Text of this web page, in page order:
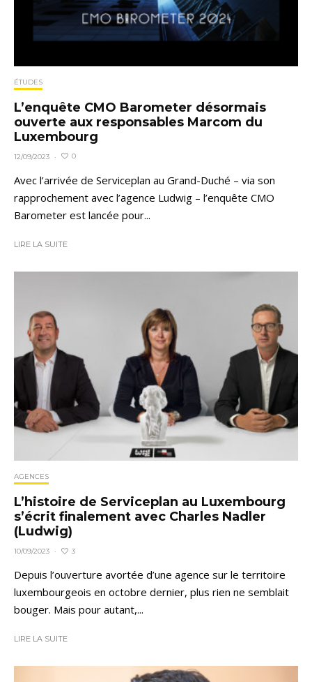
ÉTUDES
L’enquête CMO Barometer désormais
ouverte aux responsables Marcom du
Luxembourg
12/09/2023 · 0
Avec l’arrivée de Serviceplan au Grand-Duché – via son
rapprochement avec l’agence Ludwig – l’enquête CMO
Barometer est lancée pour...
LIRE LA SUITE
AGENCES
L’histoire de Serviceplan au Luxembourg
s’écrit finalement avec Charles Nadler
(Ludwig)
10/09/2023 · 3
Depuis l’ouverture avortée d’une agence sur le territoire
luxembourgeois en octobre dernier, plus rien ne semblait
bouger. Mais pour autant,...
LIRE LA SUITE